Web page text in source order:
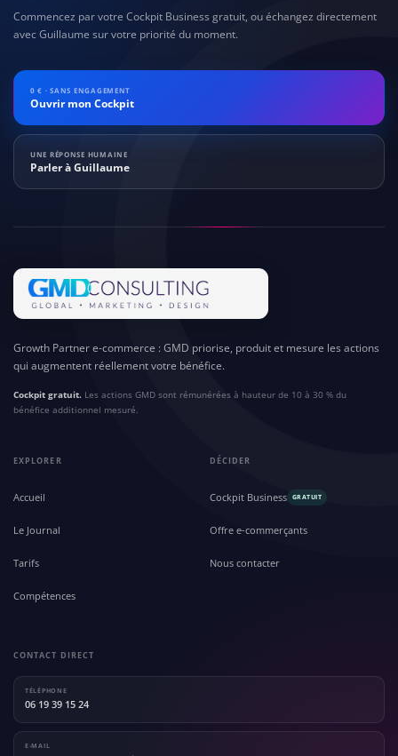
Commencez par votre Cockpit Business gratuit, ou échangez directement
avec Guillaume sur votre priorité du moment.
0 € · SANS ENGAGEMENT
Ouvrir mon Cockpit
UNE RÉPONSE HUMAINE
Parler à Guillaume
Growth Partner e-commerce : GMD priorise, produit et mesure les actions
qui augmentent réellement votre bénéfice.
Cockpit gratuit. Les actions GMD sont rémunérées à hauteur de 10 à 30 % du
bénéfice additionnel mesuré.
EXPLORER
Accueil
Le Journal
Tarifs
Compétences
DÉCIDER
Cockpit Business GRATUIT
Offre e-commerçants
Nous contacter
CONTACT DIRECT
TÉLÉPHONE
06 19 39 15 24
E-MAIL